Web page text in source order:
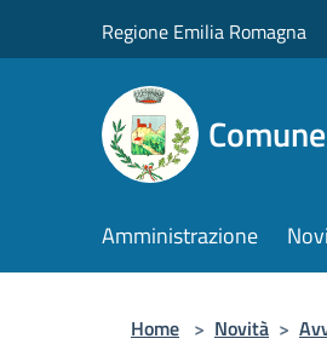
Regione Emilia Romagna
Amministrazione
Home > Novità >